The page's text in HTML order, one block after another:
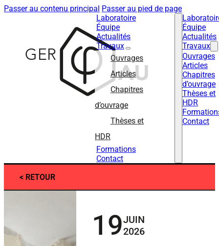
Passer au contenu principal Passer au pied de page
Laboratoire
Équipe
Actualités
Travaux
Ouvrages
Articles
Chapitres
d’ouvrage
Thèses et
HDR
Formations
Contact
Équipe
Actualités
Travaux
Ouvrages
Articles
Chapitres
d’ouvrage
Thèses et
HDR
Contact
< RETOUR
19JUIN
2026